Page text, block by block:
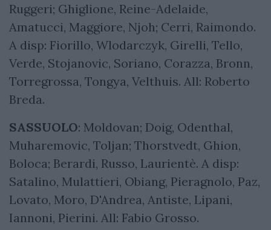
Ruggeri; Ghiglione, Reine-Adelaide,
Amatucci, Maggiore, Njoh; Cerri, Raimondo.
A disp: Fiorillo, Wlodarczyk, Girelli, Tello,
Verde, Stojanovic, Soriano, Corazza, Bronn,
Torregrossa, Tongya, Velthuis. All: Roberto
Breda.
SASSUOLO: Moldovan; Doig, Odenthal,
Muharemovic, Toljan; Thorstvedt, Ghion,
Boloca; Berardi, Russo, Laurientè. A disp:
Satalino, Mulattieri, Obiang, Pieragnolo, Paz,
Lovato, Moro, D'Andrea, Antiste, Lipani,
Iannoni, Pierini. All: Fabio Grosso.